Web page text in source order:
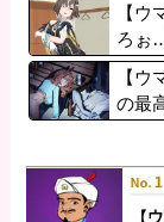
【
ろぉ
【
の最